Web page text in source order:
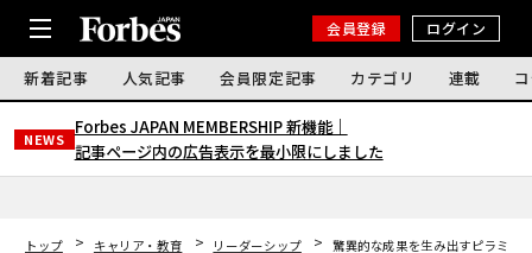
会員登録 ログイン
新着記事 人気記事 会員限定記事 カテゴリ 連載
NEWS
Forbes JAPAN MEMBERSHIP 新機能｜
記事ページ内の広告表示を最小限にしました
トップ キャリア・教育 リーダーシップ
驚異的な成果を生み出すピラミッ